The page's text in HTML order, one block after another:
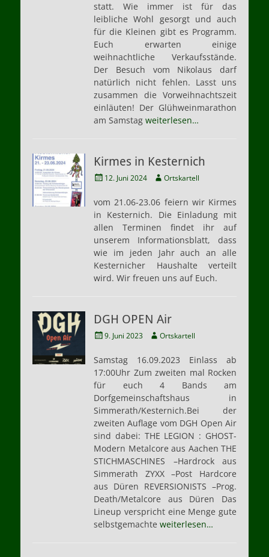
statt. Wie immer ist für das
leibliche Wohl gesorgt und auch
für die Kleinen gibt es Programm.
Euch erwarten einige
weihnachtliche Verkaufsstände.
Der Besuch vom Nikolaus darf
natürlich nicht fehlen. Lasst uns
zusammen die Vorweihnachtszeit
einläuten! Der Glühweinmarathon
am Samstag weiterlesen…
Kirmes in Kesternich
Veröffentlicht
12. Juni 2024 AutorOrtskartell
vom 21.06-23.06 feiern wir Kirmes
in Kesternich. Die Einladung mit
allen Terminen findet ihr auf
unserem Informationsblatt, dass
wie im jeden Jahr auch an alle
Kesternicher Haushalte verteilt
wird. Wir freuen uns auf Euch.
DGH OPEN Air
Veröffentlicht
9. Juni 2023 AutorOrtskartell
Samstag 16.09.2023 Einlass ab
17:00Uhr Zum zweiten mal Rocken
für euch 4 Bands am
Dorfgemeinschaftshaus in
Simmerath/Kesternich.Bei der
zweiten Auflage vom DGH Open Air
sind dabei: THE LEGION : GHOST-
Modern Metalcore aus Aachen THE
STICHMASCHINES –Hardrock aus
Simmerath ZYXX –Post Hardcore
aus Düren REVERSIONISTS –Prog.
Death/Metalcore aus Düren Das
Lineup verspricht eine Menge gute
selbstgemachte weiterlesen…